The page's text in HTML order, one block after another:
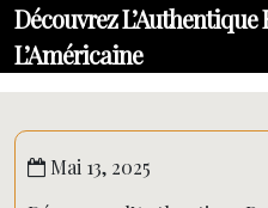
Découvrez L’Authentique
L’Américaine
Mai 13, 2025